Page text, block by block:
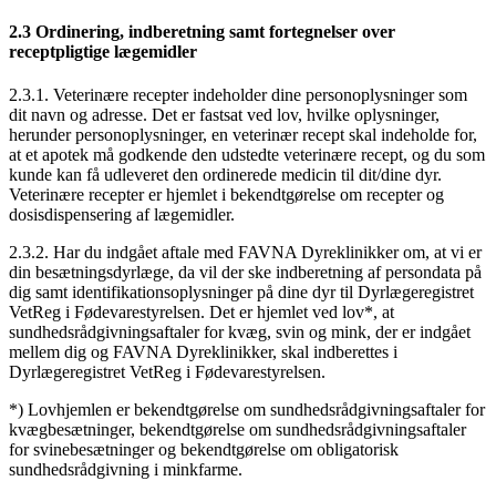
2.3 Ordinering, indberetning samt fortegnelser over
receptpligtige lægemidler
2.3.1. Veterinære recepter indeholder dine personoplysninger som
dit navn og adresse. Det er fastsat ved lov, hvilke oplysninger,
herunder personoplysninger, en veterinær recept skal indeholde for,
at et apotek må godkende den udstedte veterinære recept, og du som
kunde kan få udleveret den ordinerede medicin til dit/dine dyr.
Veterinære recepter er hjemlet i bekendtgørelse om recepter og
dosisdispensering af lægemidler.
2.3.2. Har du indgået aftale med FAVNA Dyreklinikker om, at vi er
din besætningsdyrlæge, da vil der ske indberetning af persondata på
dig samt identifikationsoplysninger på dine dyr til Dyrlægeregistret
VetReg i Fødevarestyrelsen. Det er hjemlet ved lov*, at
sundhedsrådgivningsaftaler for kvæg, svin og mink, der er indgået
mellem dig og FAVNA Dyreklinikker, skal indberettes i
Dyrlægeregistret VetReg i Fødevarestyrelsen.
*) Lovhjemlen er bekendtgørelse om sundhedsrådgivningsaftaler for
kvægbesætninger, bekendtgørelse om sundhedsrådgivningsaftaler
for svinebesætninger og bekendtgørelse om obligatorisk
sundhedsrådgivning i minkfarme.